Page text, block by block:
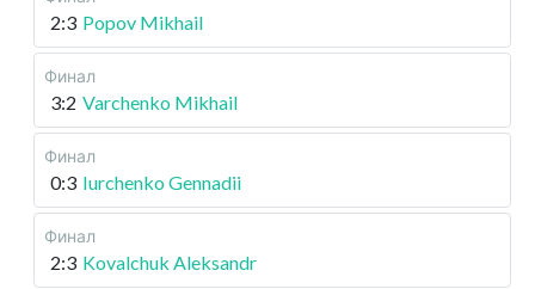
2:3 Popov Mikhail
Финал
3:2 Varchenko Mikhail
Финал
0:3 Iurchenko Gennadii
Финал
2:3 Kovalchuk Aleksandr